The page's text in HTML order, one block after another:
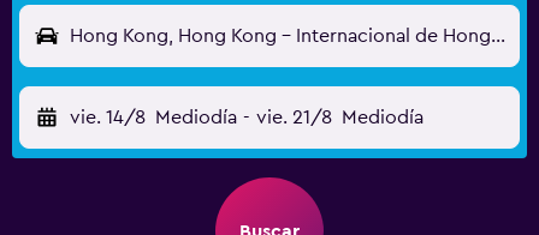
Hong Kong, Hong Kong - Internacional de Hong Kong (HKG)
vie. 14/8 Mediodía - vie. 21/8 Mediodía